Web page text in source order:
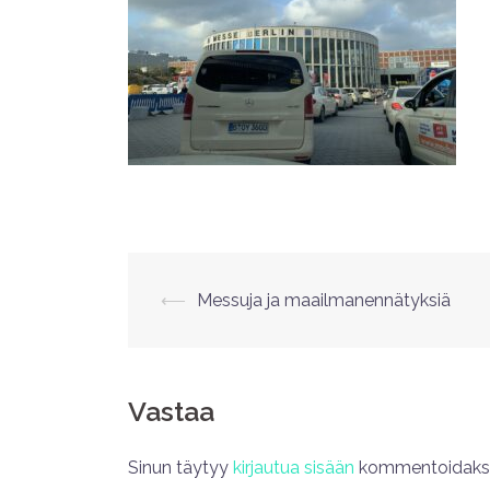
⟵ Messuja ja maailmanennätyksiä
Vastaa
Sinun täytyy kirjautua sisään